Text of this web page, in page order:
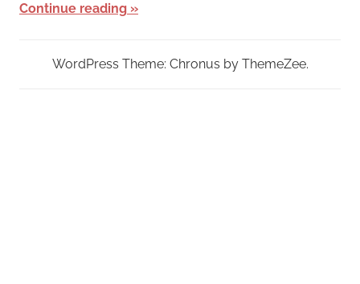
Continue reading
WordPress Theme: Chronus by ThemeZee.